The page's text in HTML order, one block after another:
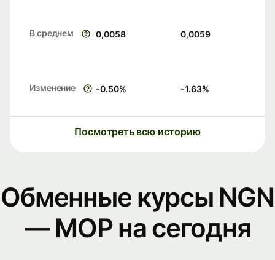
В среднем 0,0058 0,0059
Изменение -0.50% -1.63%
Посмотреть всю историю
Обменные курсы NGN
— MOP на сегодня